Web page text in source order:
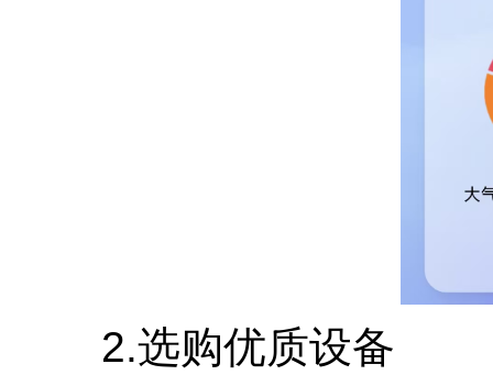
2.选购优质设备